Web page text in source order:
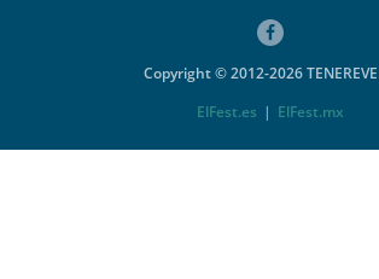
Copyright © 2012-2026
ElFest.es | ElFest.mx